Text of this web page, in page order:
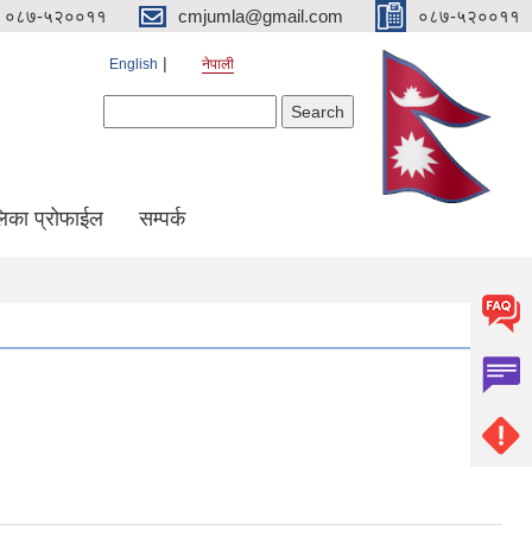
०८७-५२००११ cmjumla@gmail.com ०८७-५२००११
English नेपाली
प्रोफाईल सम्पर्क